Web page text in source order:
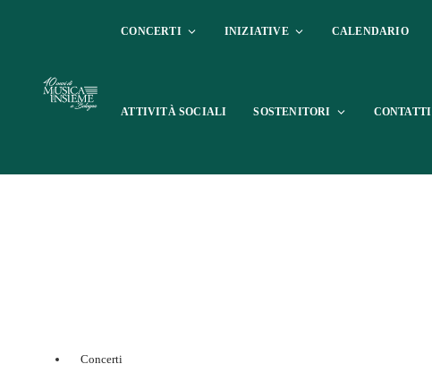
CONCERTI INIZIATIVE CALENDARIO
ATTIVITÀ SOCIALI SOSTENITORI CONTATTI
Concerti